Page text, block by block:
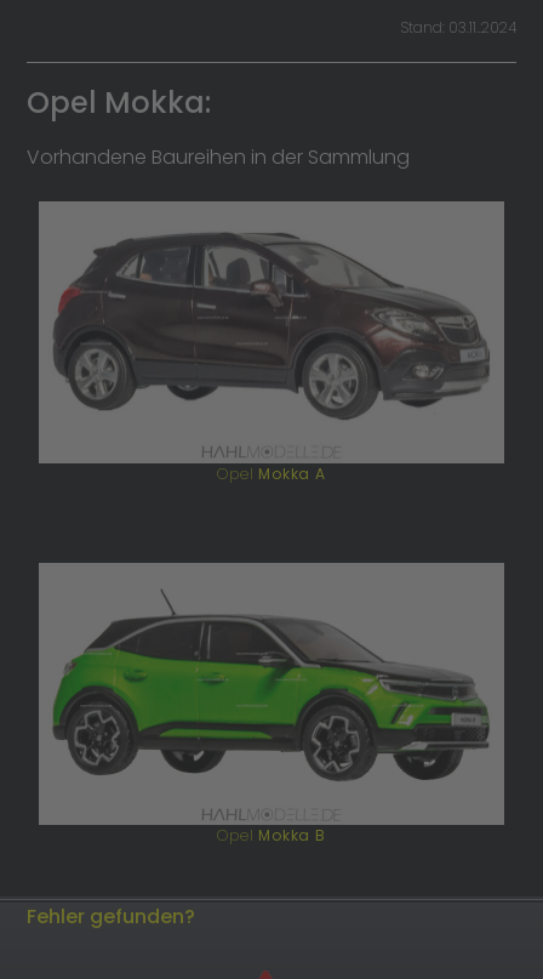
Stand: 03.11..2024
Opel Mokka:
Vorhandene Baureihen in der Sammlung
Opel Mokka A
Opel Mokka B
Fehler gefunden?